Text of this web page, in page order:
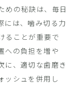
めの秘訣は、毎日
には、噛み切る力
ることが重要で
への負担を増や
に、適切な歯磨き
ッシュを併用し